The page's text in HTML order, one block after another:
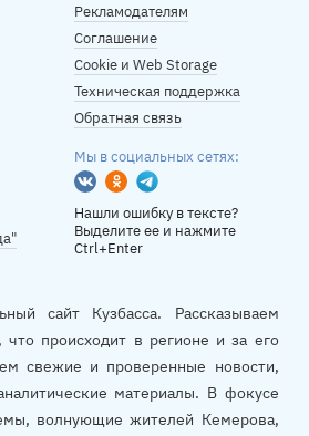
Рекламодателям
Соглашение
Cookie и Web Storage
Техническая поддержка
Обратная связь
Мы в социальных сетях:
Вконтакте
Одноклассники
Telegram
Нашли ошибку в тексте?
Выделите ее и нажмите
Ctrl+Enter
сайт Кузбасса. Рассказываем
происходит в регионе и за его
свежие и проверенные новости,
материалы. В фокусе
волнующие жителей Кемерова,